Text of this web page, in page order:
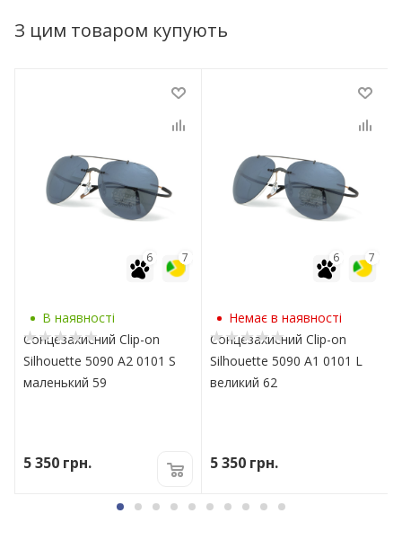
З цим товаром купують
7
6
В наявності
Сонцезахисний Clip-on
Silhouette 5090 A2 0101 S
маленький 59
5 350 грн.
7
6
Немає в наявності
Сонцезахисний Clip-on
Silhouette 5090 A1 0101 L
великий 62
5 350 грн.